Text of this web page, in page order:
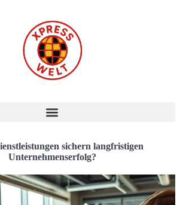
sichern langfristigen
Unternehmenserfolg?